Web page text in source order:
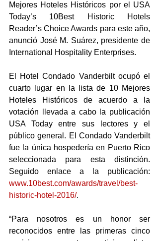
Mejores Hoteles Históricos por el USA
Today’s 10Best Historic Hotels
Reader’s Choice Awards para este año,
anunció José M. Suárez, presidente de
International Hospitality Enterprises.
El Hotel Condado Vanderbilt ocupó el
cuarto lugar en la lista de 10 Mejores
Hoteles Históricos de acuerdo a la
votación llevada a cabo la publicación
USA Today entre sus lectores y el
público general. El Condado Vanderbilt
fue la única hospedería en Puerto Rico
seleccionada para esta distinción.
www.10best.com/awards/travel/best-
historic-hotel-2016/.
“Para nosotros es un honor ser
reconocidos entre las primeras cinco